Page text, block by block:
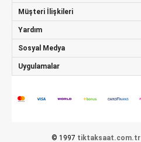
Müşteri İlişkileri
Yardım
Sosyal Medya
Uygulamalar
© 1997 tiktaksaat.com.tr